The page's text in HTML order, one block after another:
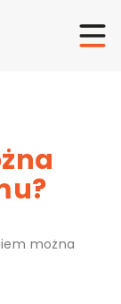
można